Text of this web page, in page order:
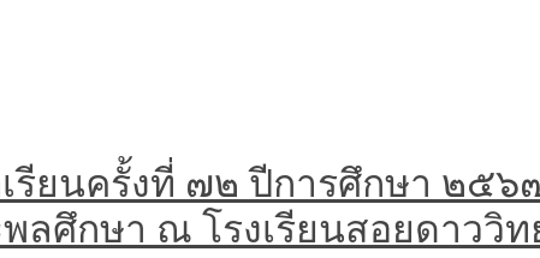
ยนครั้งที่ ๗๒ ปีการศึกษา ๒๕๖
ลศึกษา ณ โรงเรียนสอยดาววิท